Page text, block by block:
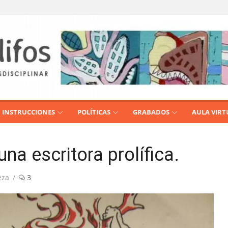
INSTRUCCIONES POLÍTICAS GRABADOS AULA
escritora prolífica.
3